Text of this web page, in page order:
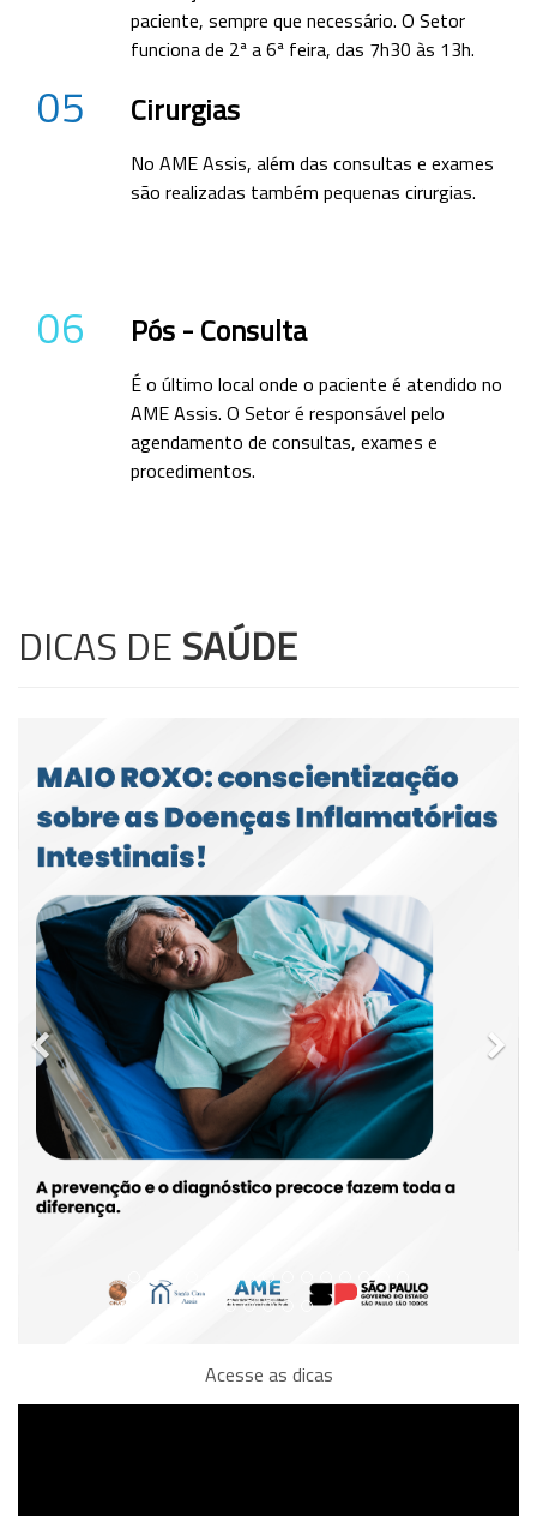
paciente, sempre que necessário. O Setor
funciona de 2ª a 6ª feira, das 7h30 às 13h.
05 Cirurgias
No AME Assis, além das consultas e exames
são realizadas também pequenas cirurgias.
06 Pós - Consulta
É o último local onde o paciente é atendido no
AME Assis. O Setor é responsável pelo
agendamento de consultas, exames e
procedimentos.
DICAS DE SAÚDE
Acesse as dicas